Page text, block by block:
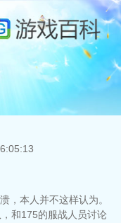
，本人并不这样认为。
和175的服战人员讨论